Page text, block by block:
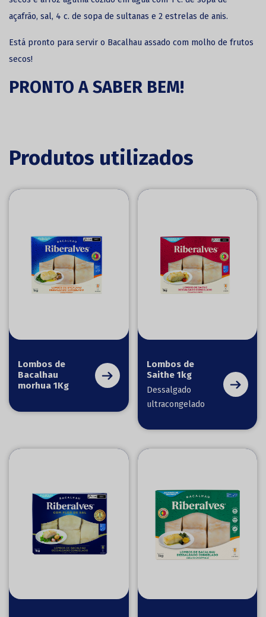
açafrão, sal, 4 c. de sopa de sultanas e 2 estrelas de anis.
Está pronto para servir o Bacalhau assado com molho de frutos
secos!
PRONTO A SABER BEM!
Produtos utilizados
Lombos de
Bacalhau
morhua 1Kg
Lombos de
Saithe 1kg
Dessalgado
ultracongelado